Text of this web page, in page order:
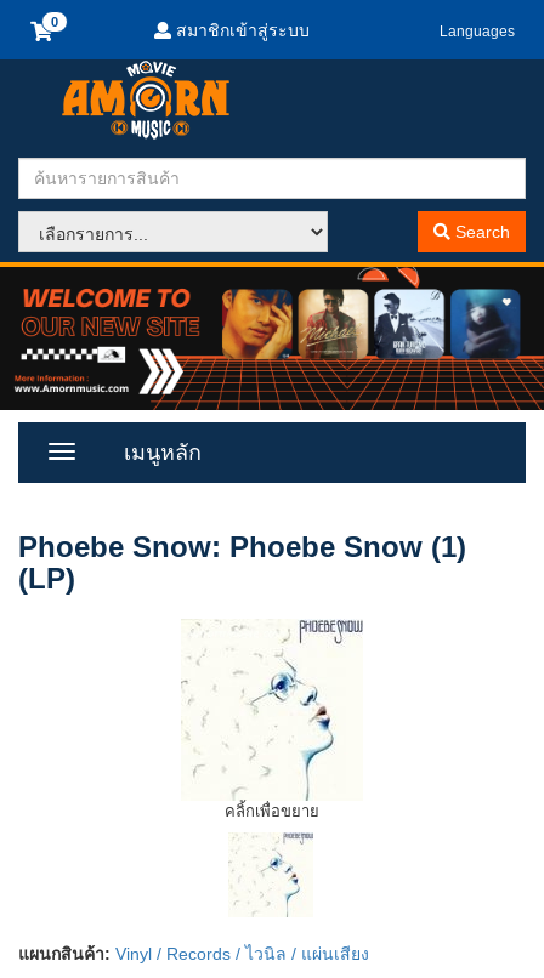
สมาชิกเข้าสู่ระบบ Languages
Search
Toggle
เมนูหลัก
Phoebe Snow: Phoebe Snow (1)
(LP)
คลิ้กเพื่อขยาย
แผนกสินค้า: Vinyl / Records / ไวนิล / แผ่นเสียง